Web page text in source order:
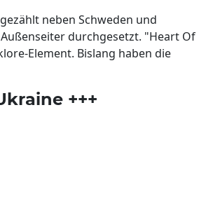
neben Schweden und
durchgesetzt. "Heart Of
Element. Bislang haben die
+++